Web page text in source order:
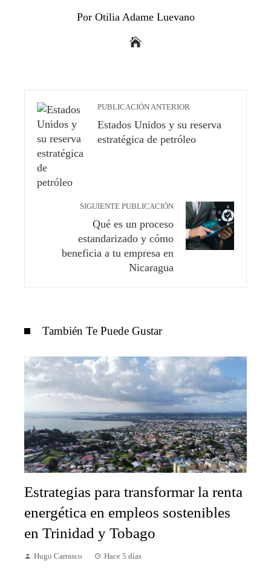
Por Otilia Adame Luevano
PUBLICACIÓN ANTERIOR
Estados Unidos y su reserva
estratégica de petróleo
SIGUIENTE PUBLICACIÓN
Qué es un proceso
estandarizado y cómo
beneficia a tu empresa en
Nicaragua
También Te Puede Gustar
Estrategias para transformar la renta
energética en empleos sostenibles
en Trinidad y Tobago
Hugo Carrasco Hace 5 días